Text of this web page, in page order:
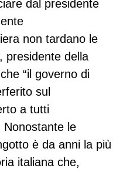
dal presidente
non tardano le
presidente della
“il governo di
sul
a tutti
Nonostante le
è da anni la più
italiana che,